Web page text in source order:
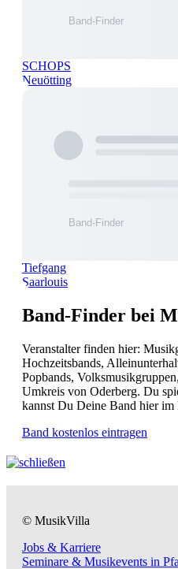
SCHOPS
Neuötting
Tiefgang
Saarlouis
Band-Finder bei
Veranstalter finden hier:
Hochzeitsbands,
Popbands,
Umkreis von Oderberg. Du
kannst Du Deine Band hier im
Band kostenlos eintragen
© MusikVilla
Jobs & Karriere
Seminare & Musikevents in